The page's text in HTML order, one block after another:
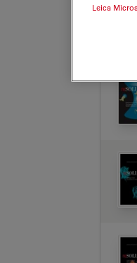
Leica